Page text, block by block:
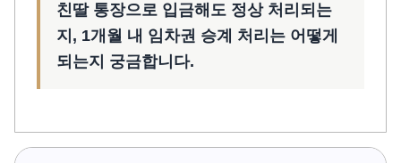
친딸 통장으로 입금해도 정상 처리되는
지, 1개월 내 임차권 승계 처리는 어떻게
되는지 궁금합니다.